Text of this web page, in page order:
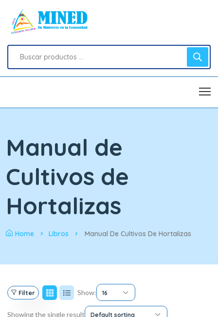
Manual de
Cultivos de
Hortalizas
Home Libros Manual De Cultivos De Hortalizas
Filter Show: 16
Showing the single result Default sorting